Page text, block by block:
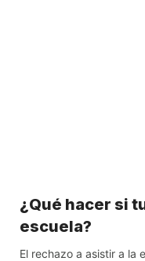
¿Qué hacer si
escuela?
El rechazo a asistir a la